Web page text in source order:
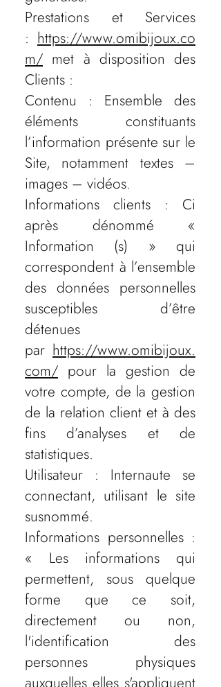
Prestations et Services
: https://www.omibijoux.co
m/ met à disposition des
Clients :
Contenu : Ensemble des
éléments constituants
l’information présente sur le
Site, notamment textes –
images – vidéos.
Informations clients : Ci
après dénommé «
Information (s) » qui
correspondent à l’ensemble
des données personnelles
susceptibles d’être
détenues
par https://www.omibijoux.
com/ pour la gestion de
votre compte, de la gestion
de la relation client et à des
fins d’analyses et de
statistiques.
Utilisateur : Internaute se
connectant, utilisant le site
susnommé.
Informations personnelles :
« Les informations qui
permettent, sous quelque
forme que ce soit,
directement ou non,
l'identification des
personnes physiques
auxquelles elles s'appliquent